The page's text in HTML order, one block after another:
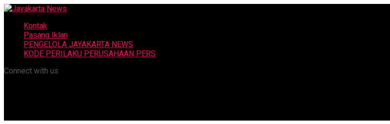
Kontak
Pasang Iklan
PENGELOLA JAYAKARTA NEWS
KODE PERILAKU PERUSAHAAN PERS
Connect with us